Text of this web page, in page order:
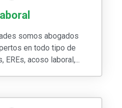
somos abogados
en todo tipo de
EREs, acoso laboral,...